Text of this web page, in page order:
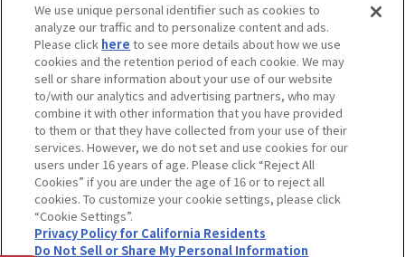
採用情報
サステナビリティ
お問い合わせ
ウェブサイトご利用条件 ソーシャルメディアポリシー
個人情報及び特定個人情報等の取り扱いに関する保護方針
Do Not Sell or Share My Personal Information著作権・商標について
カスタマーハラスメントに対する基本的な対応方針
We use unique personal identifier such as cookies to
analyze our traffic and to personalize content and ads.
Please click here to see more details about how we use
cookies and the retention period of each cookie. We may
sell or share information about your use of our website
to/with our analytics and advertising partners, who may
combine it with other information that you have provided
to them or that they have collected from your use of their
services. However, we do not set and use cookies for our
users under 16 years of age. Please click “Reject All
Cookies” if you are under the age of 16 or to reject all
cookies. To customize your cookie settings, please click
“Cookie Settings”.
Privacy Policy for California Residents
Do Not Sell or Share My Personal Information